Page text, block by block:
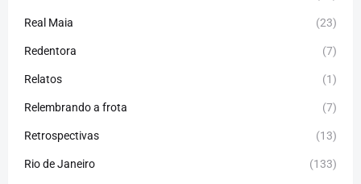
Real Maia (23)
Redentora (7)
Relatos (1)
Relembrando a frota (7)
Retrospectivas (13)
Rio de Janeiro (133)